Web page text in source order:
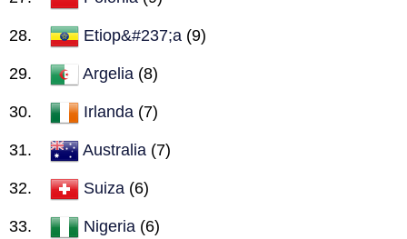
Etiop&#237;a (9)
Argelia (8)
Irlanda (7)
Australia (7)
Suiza (6)
Nigeria (6)